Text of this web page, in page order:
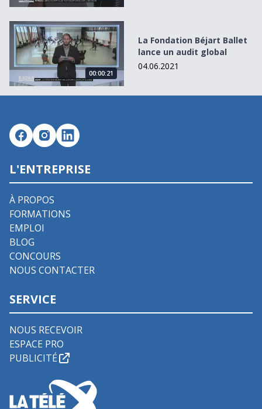
La Fondation Béjart Ballet lance un audit global
00:00:21
La Fondation Béjart Ballet
lance un audit global
04.06.2021
L'ENTREPRISE
À PROPOS
FORMATIONS
EMPLOI
BLOG
CONCOURS
NOUS CONTACTER
SERVICE
NOUS RECEVOIR
ESPACE PRO
PUBLICITÉ